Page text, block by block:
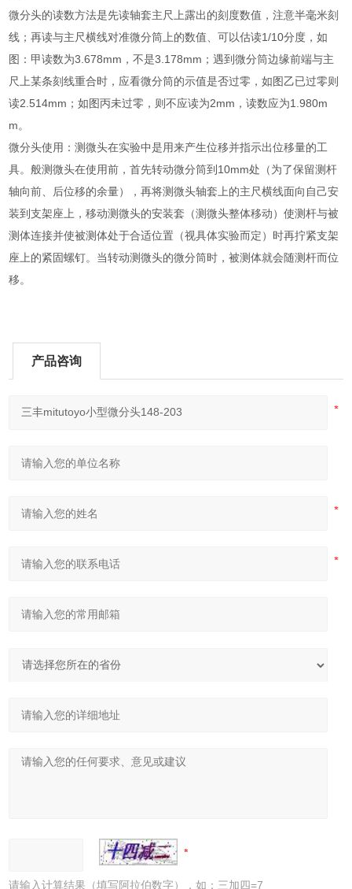
微分头的读数方法是先读轴套主尺上露出的刻度数值，注意半毫米刻
线；再读与主尺横线对准微分筒上的数值、可以估读1/10分度，如
图：甲读数为3.678mm，不是3.178mm；遇到微分筒边缘前端与主
尺上某条刻线重合时，应看微分筒的示值是否过零，如图乙已过零则
读2.514mm；如图丙未过零，则不应读为2mm，读数应为1.980m
m。
微分头使用：测微头在实验中是用来产生位移并指示出位移量的工
具。般测微头在使用前，首先转动微分筒到10mm处（为了保留测杆
轴向前、后位移的余量），再将测微头轴套上的主尺横线面向自己安
装到支架座上，移动测微头的安装套（测微头整体移动）使测杆与被
测体连接并使被测体处于合适位置（视具体实验而定）时再拧紧支架
座上的紧固螺钉。当转动测微头的微分筒时，被测体就会随测杆而位
移。
产品咨询
请输入计算结果（填写阿拉伯数字），如：三加四=7